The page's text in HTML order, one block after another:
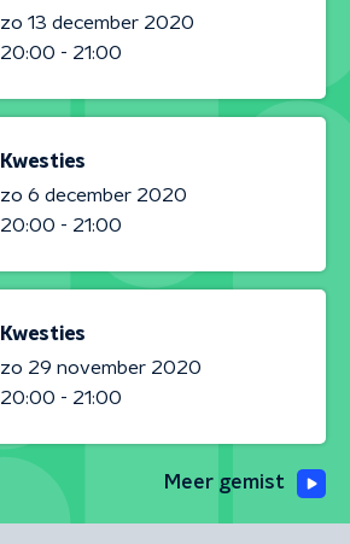
zo 13 december 2020
20:00 - 21:00
Kwesties
zo 6 december 2020
20:00 - 21:00
Kwesties
zo 29 november 2020
20:00 - 21:00
Meer gemist